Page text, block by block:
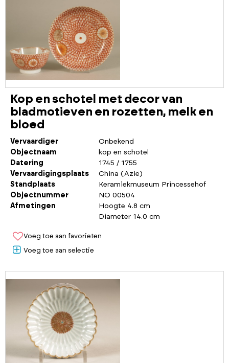
Kop en schotel met decor van
bladmotieven en rozetten, melk en
bloed
Vervaardiger
Onbekend
Objectnaam
kop en schotel
Datering
1745 / 1755
Vervaardigingsplaats
China (Azië)
Standplaats
Keramiekmuseum Princessehof
Objectnummer
NO 00504
Afmetingen
Hoogte 4.8 cm
Diameter 14.0 cm
Voeg toe aan favorieten
Voeg toe aan selectie